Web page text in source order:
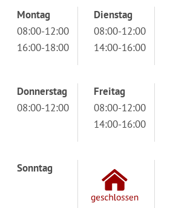
Montag
08:00-12:00
16:00-18:00
Dienstag
08:00-12:00
14:00-16:00
Donnerstag
08:00-12:00
Freitag
08:00-12:00
14:00-16:00
Sonntag